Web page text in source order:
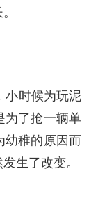
小时候为玩泥
为了抢一辆单
幼稚的原因而
生了改变。